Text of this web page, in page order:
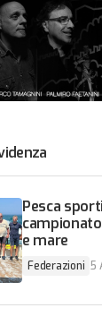
Pesca
e mare
Federazioni 5